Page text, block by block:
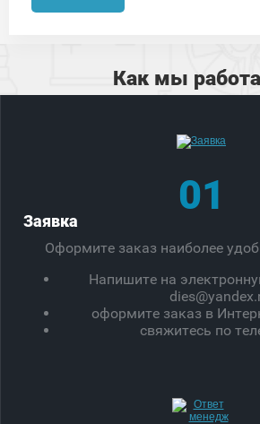
Как мы
01
Заявка
Оформите заказ наиболее
Напишите на
оформите заказ в
свяжитесь по